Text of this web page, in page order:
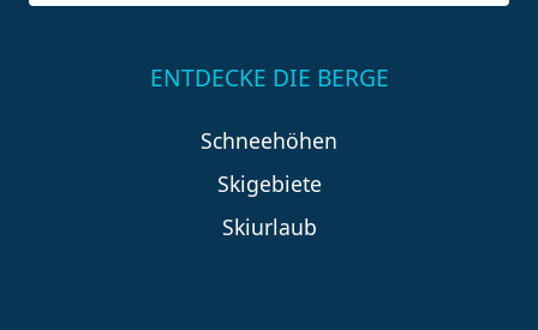
ENTDECKE DIE BERGE
Schneehöhen
Skigebiete
Skiurlaub